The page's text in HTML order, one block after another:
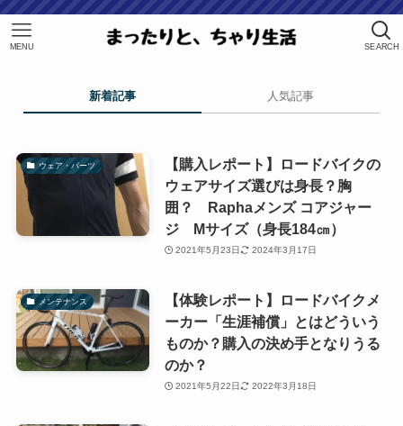
SEARCH
MENU
新着記事 人気記事
ウェア・パーツ
【購入レポート】ロードバイクの
ウェアサイズ選びは身長？胸
囲？ Raphaメンズ コアジャー
ジ Mサイズ（身長184㎝）
2021年5月23日 2024年3月17日
メンテナンス
【体験レポート】ロードバイクメ
ーカー「生涯補償」とはどういう
ものか？購入の決め手となりうる
のか？
2021年5月22日 2022年3月18日